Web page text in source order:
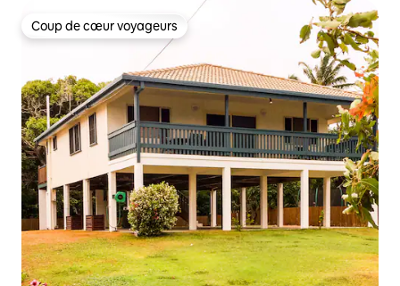
Coup de cœur voyageurs
Coup de cœur voyageurs